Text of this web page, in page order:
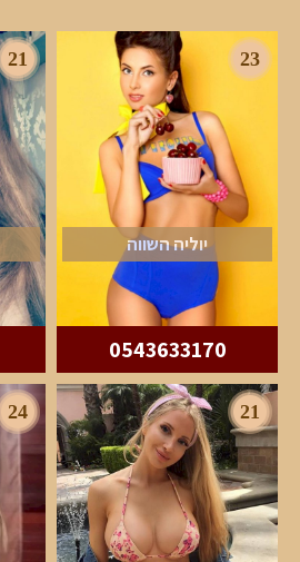
23
יוליה השווה
0543633170
21
21
24